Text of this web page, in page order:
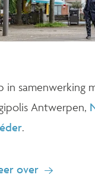
in samenwerking
Antwerpen,
.
over